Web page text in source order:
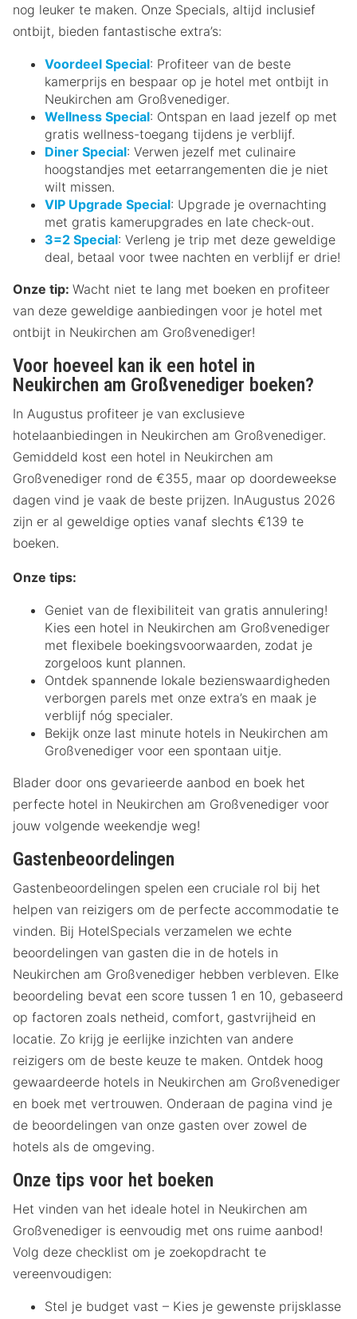
nog leuker te maken. Onze Specials, altijd inclusief
ontbijt, bieden fantastische extra’s:
Voordeel Special: Profiteer van de beste
kamerprijs en bespaar op je hotel met ontbijt in
Neukirchen am Großvenediger.
Wellness Special: Ontspan en laad jezelf op met
gratis wellness-toegang tijdens je verblijf.
Diner Special: Verwen jezelf met culinaire
hoogstandjes met eetarrangementen die je niet
wilt missen.
VIP Upgrade Special: Upgrade je overnachting
met gratis kamerupgrades en late check-out.
3=2 Special: Verleng je trip met deze geweldige
deal, betaal voor twee nachten en verblijf er drie!
Onze tip: Wacht niet te lang met boeken en profiteer
van deze geweldige aanbiedingen voor je hotel met
ontbijt in Neukirchen am Großvenediger!
Voor hoeveel kan ik een hotel in
Neukirchen am Großvenediger boeken?
In Augustus profiteer je van exclusieve
hotelaanbiedingen in Neukirchen am Großvenediger.
Gemiddeld kost een hotel in Neukirchen am
Großvenediger rond de €355, maar op doordeweekse
dagen vind je vaak de beste prijzen. InAugustus 2026
zijn er al geweldige opties vanaf slechts €139 te
boeken.
Onze tips:
Geniet van de flexibiliteit van gratis annulering!
Kies een hotel in Neukirchen am Großvenediger
met flexibele boekingsvoorwaarden, zodat je
zorgeloos kunt plannen.
Ontdek spannende lokale bezienswaardigheden
verborgen parels met onze extra’s en maak je
verblijf nóg specialer.
Bekijk onze last minute hotels in Neukirchen am
Großvenediger voor een spontaan uitje.
Blader door ons gevarieerde aanbod en boek het
perfecte hotel in Neukirchen am Großvenediger voor
jouw volgende weekendje weg!
Gastenbeoordelingen
Gastenbeoordelingen spelen een cruciale rol bij het
helpen van reizigers om de perfecte accommodatie te
vinden. Bij HotelSpecials verzamelen we echte
beoordelingen van gasten die in de hotels in
Neukirchen am Großvenediger hebben verbleven. Elke
beoordeling bevat een score tussen 1 en 10, gebaseerd
op factoren zoals netheid, comfort, gastvrijheid en
locatie. Zo krijg je eerlijke inzichten van andere
reizigers om de beste keuze te maken. Ontdek hoog
gewaardeerde hotels in Neukirchen am Großvenediger
en boek met vertrouwen. Onderaan de pagina vind je
de beoordelingen van onze gasten over zowel de
hotels als de omgeving.
Onze tips voor het boeken
Het vinden van het ideale hotel in Neukirchen am
Großvenediger is eenvoudig met ons ruime aanbod!
Volg deze checklist om je zoekopdracht te
vereenvoudigen:
Stel je budget vast – Kies je gewenste prijsklasse